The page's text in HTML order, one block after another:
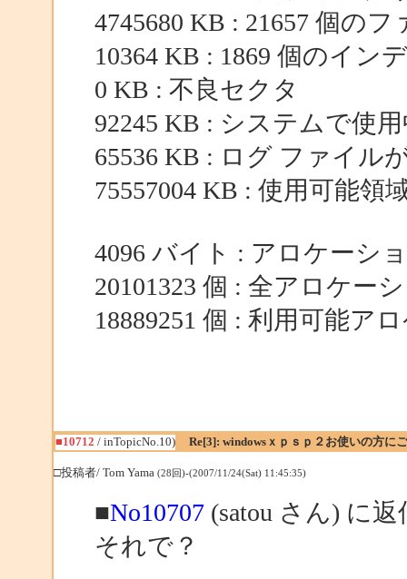
4745680 KB : 21657 個のフ
10364 KB : 1869 個のイン
0 KB : 不良セクタ
92245 KB : システムで使
65536 KB : ログ ファイル
75557004 KB : 使用可能領
4096 バイト : アロケーシ
20101323 個 : 全アロケー
18889251 個 : 利用可能ア
■10712 / inTopicNo.10) Re[3]: windowsｘｐｓｐ２お使いの方に
□投稿者/ Tom Yama (28回)-(2007/11/24(Sat) 11:45:35)
■No10707(satou さん) に返
それで？